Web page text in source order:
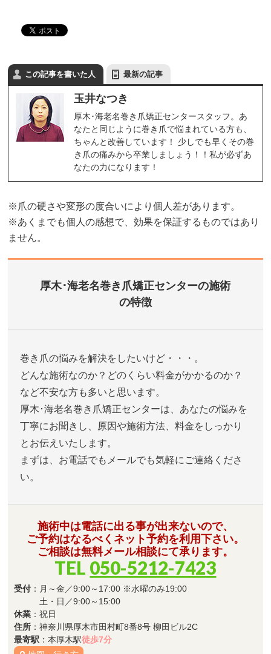
この記事を書いた人 最新の記事
玉井なつき
厚木･海老名巻き爪矯正センタースタッフ。あ
なたと同じように巻き爪で悩まれている方も、
ちゃんと改善しています！ 少しでも早くその巻
き爪の痛みから卒業しましょう！！私が必ずあ
なたの力になります！
※爪の硬さや変形の度合いにより個人差があります。
※あくまでも個人の感想で、効果を保証するものではあり
ません。
厚木･海老名巻き爪矯正センターの施術
の特徴
巻き爪の悩みを解決をしたいけど・・・。
どんな施術なのか？どのくらい料金がかかるのか？
など不安な方も多いと思います。
厚木･海老名巻き爪矯正センターは、あなたの悩みを
丁寧にお聞きし、原因や施術方法、料金をしっかり
とお伝えいたします。
まずは、お電話でもメールでも気軽にご連絡くださ
い。
施術中は電話に出る事が出来ないので、
ご予約はなるべくネット予約を利用下さい。
ご相談は無料メール相談にて承ります。
TEL 050-5212-7423
受付 ：月～金／9:00～17:00 ※水曜のみ19:00
土・日／9:00～15:00
休業 ：祝日
住所 ：神奈川県厚木市田村町8番8号 柳田ビル2C
最寄駅 ：本厚木駅徒歩7分